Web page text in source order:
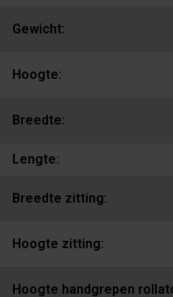
Gewicht:
Hoogte:
Breedte:
Lengte:
Breedte zitting:
Hoogte zitting:
Hoogte handgrepen